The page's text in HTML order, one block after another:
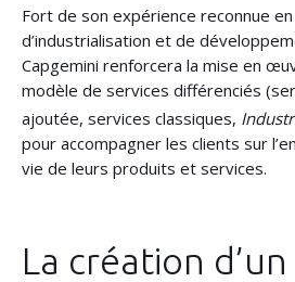
Fort de son expérience reconnue
d’industrialisation et de
Capgemini renforcera la mise en
modèle de services différenciés
ajoutée, services classiques,
pour accompagner les clients sur
vie de leurs produits et services.
La création